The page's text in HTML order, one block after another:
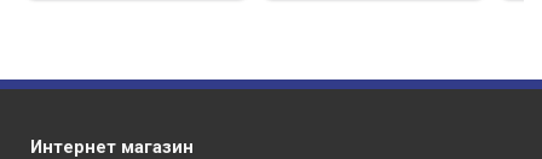
Интернет магазин